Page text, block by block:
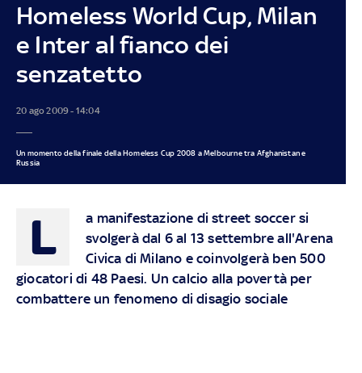
Homeless World Cup, Milan
e Inter al fianco dei
senzatetto
20 ago 2009 - 14:04
Un momento della finale della Homeless Cup 2008 a Melbourne tra Afghanistan e
Russia
L
a manifestazione di street soccer si
svolgerà dal 6 al 13 settembre all'Arena
Civica di Milano e coinvolgerà ben 500
giocatori di 48 Paesi. Un calcio alla povertà per
combattere un fenomeno di disagio sociale